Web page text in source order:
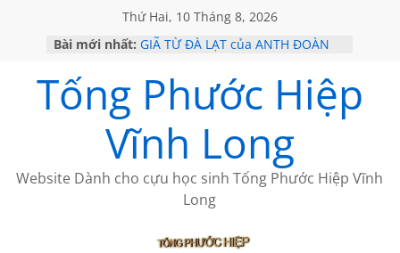
Thứ Hai, 10 Tháng 8, 2026
Bài mới nhất: GIÃ TỪ ĐÀ LẠT của ANTH ĐOÀN
KHÔNG ĐỀ 20 CỦA THÁI LÃO
KHÔNG ĐỀ 19 CỦA THÁI LÃO
CHÙM THƠ CỦA BÍCH HÀ
Tống Phước Hiệp
Vĩnh Long
Website Dành cho cựu học sinh Tống Phước Hiệp Vĩnh
Long